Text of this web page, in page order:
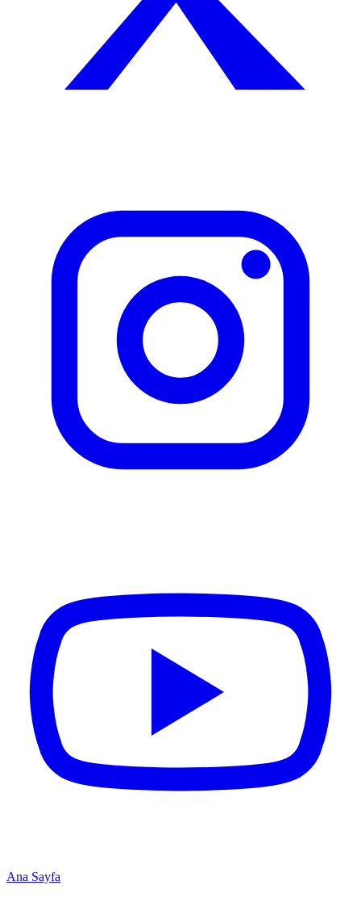
Ana Sayfa